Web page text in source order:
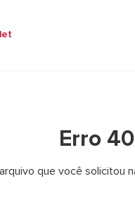
Erro
que você solicitou